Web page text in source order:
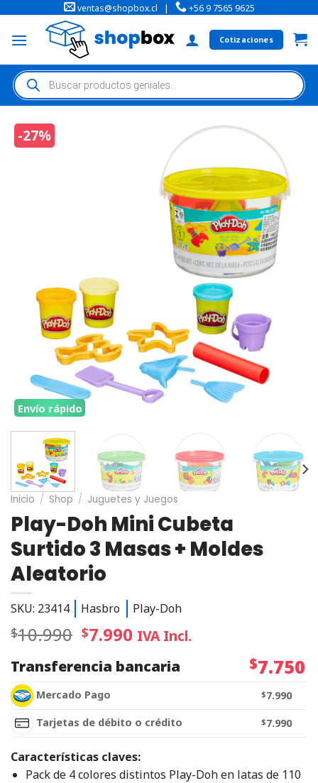
ventas@shopbox.cl | +56 9 7565 9625
Cotizaciones
-27%
Envío rápido
Inicio / Shop / Juguetes y Juegos
Play-Doh Mini Cubeta
Surtido 3 Masas + Moldes
Aleatorio
SKU: 23414 Hasbro Play-Doh
$10.990 $7.990 IVA Incl.
Transferencia bancaria
$7.750
Mercado Pago $7.990
Tarjetas de débito o crédito $7.990
Características claves:
Pack de 4 colores distintos Play-Doh en latas de 110